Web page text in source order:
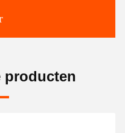
producten